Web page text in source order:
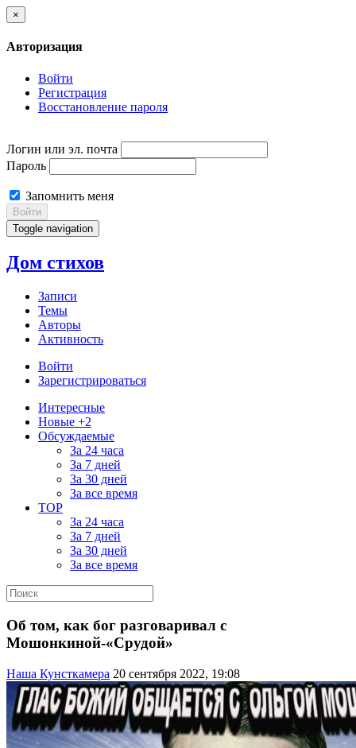
×
Авторизация
Войти
Регистрация
Восстановление пароля
Логин или эл. почта
Пароль
Запомнить меня
Войти
Toggle navigation
Дом стихов
Записи
Темы
Авторы
Активность
Войти
Зарегистрироваться
Интересные
Новые +2
Обсуждаемые
За 24 часа
За 7 дней
За 30 дней
За все время
TOP
За 24 часа
За 7 дней
За 30 дней
За все время
Об том, как бог разговаривал с
Мошонкиной-«Срудой»
Наша Кунсткамера 20 сентября 2022, 19:08